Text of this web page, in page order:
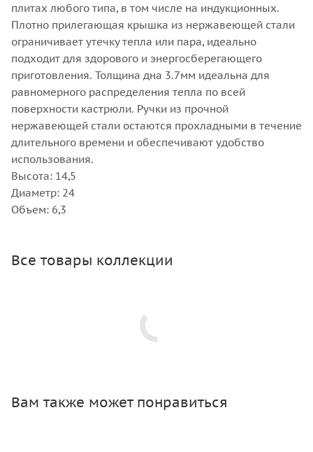
плитах любого типа, в том числе на индукционных.
Плотно прилегающая крышка из нержавеющей стали
ограничивает утечку тепла или пара, идеально
подходит для здорового и энергосберегающего
приготовления. Толщина дна 3.7мм идеальна для
равномерного распределения тепла по всей
поверхности кастрюли. Ручки из прочной
нержавеющей стали остаются прохладными в течение
длительного времени и обеспечивают удобство
использования.
Высота: 14,5
Диаметр: 24
Объем: 6,3
Все товары коллекции
Вам также может понравиться